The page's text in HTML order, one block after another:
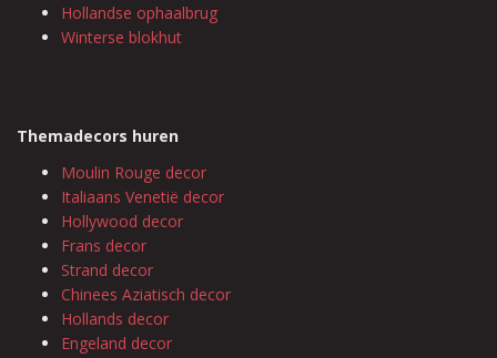
Hollandse ophaalbrug
Winterse blokhut
Themadecors huren
Moulin Rouge decor
Italiaans Venetië decor
Hollywood decor
Frans decor
Strand decor
Chinees Aziatisch decor
Hollands decor
Engeland decor